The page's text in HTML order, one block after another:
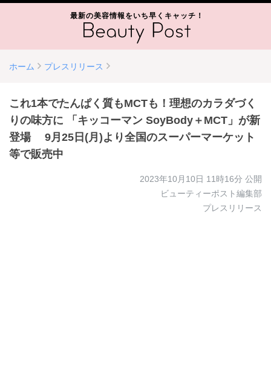
最新の美容情報をいち早くキャッチ！
ホーム プレスリリース
これ1本でたんぱく質もMCTも！理想のカラダづく
りの味方に 「キッコーマン SoyBody＋MCT」が新
登場 9月25日(月)より全国のスーパーマーケット
等で販売中
2023年10月10日 11時16分 公開
ビューティーポスト編集部
プレスリリース